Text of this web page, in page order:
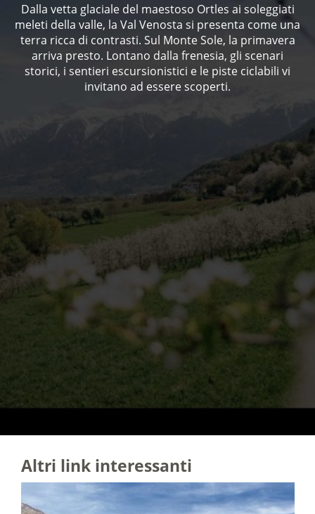
Dalla vetta glaciale del maestoso Ortles ai soleggiati
meleti della valle, la Val Venosta si presenta come una
terra ricca di contrasti. Sul Monte Sole, la primavera
arriva presto. Lontano dalla frenesia, gli scenari
storici, i sentieri escursionistici e le piste ciclabili vi
invitano ad essere scoperti.
Altri link interessanti